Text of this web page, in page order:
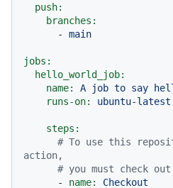
push:
branches:
-
main
jobs:
hello_world_job:
name:
A job to say
runs-on:
ubuntu-latest
steps:
# To use this
action,
# you must check
-
name:
Checkout